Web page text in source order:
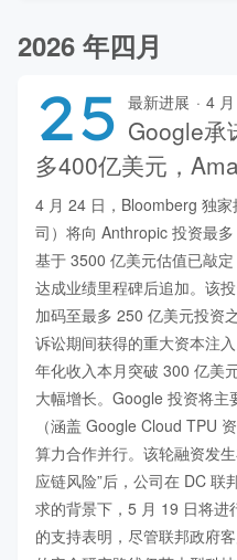
2026 年四月
25 最新进展 · 4
Google承
多400亿美元，
4 月 24 日，Bloomberg 独
司）将向 Anthropic 投资最
基于 3500 亿美元估值已敲
达成业绩里程碑后追加。该
加码至最多 250 亿美元投资
诉讼期间获得的重大资本注
年化收入本月突破 300 亿美
大幅增长。Google 投资将
（涵盖 Google Cloud TPU
算力合作并行。该轮融资发
应链风险”后，公司在 DC 联
求的背景下，5 月 19 日将进
的支持表明，尽管联邦政府